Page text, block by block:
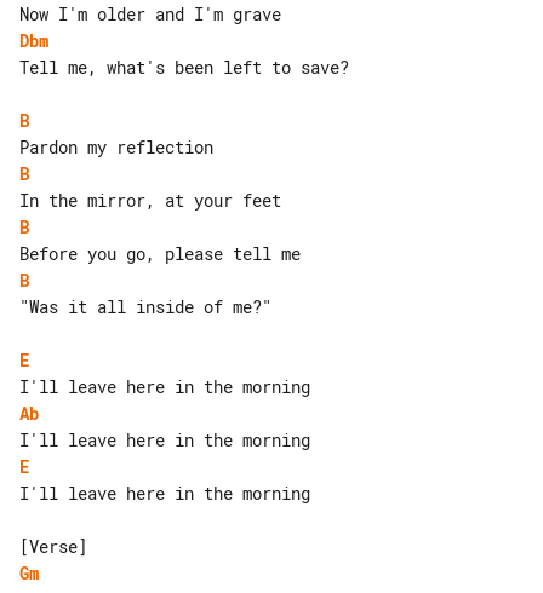
Dbm
Tell me, what's been left to save?
B
B
B
B
"Was it all inside of me?"
E
Ab
E
I'll leave here in the morning
Gm